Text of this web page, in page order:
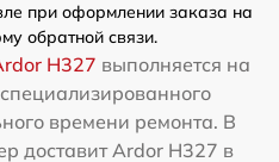
при оформлении заказа на
обратной связи.
H327 выполняется на
времени ремонта. В
доставит Ardor H327 в